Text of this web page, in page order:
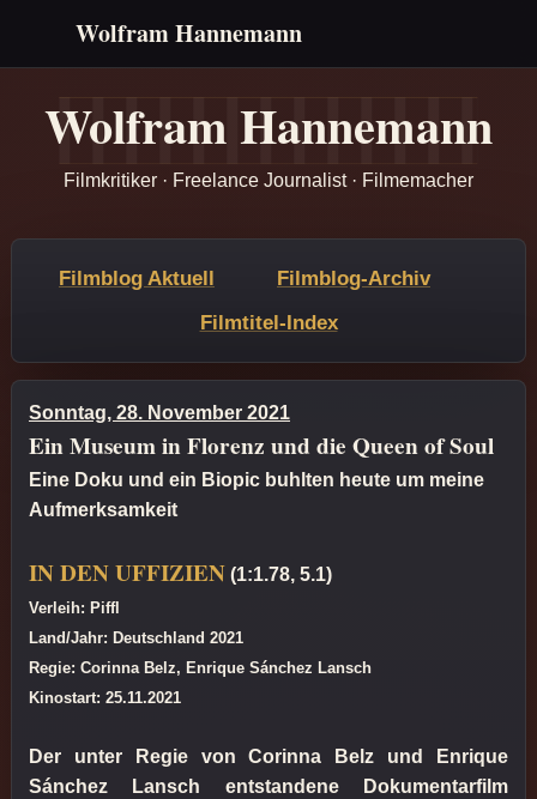
Wolfram Hannemann
Wolfram Hannemann
Filmkritiker · Freelance Journalist · Filmemacher
Filmblog Aktuell
Filmblog-Archiv
Filmtitel-Index
Sonntag, 28. November 2021
Ein Museum in Florenz und die Queen of Soul
Eine Doku und ein Biopic buhlten heute um meine
Aufmerksamkeit
IN DEN UFFIZIEN (1:1.78, 5.1)
Verleih: Piffl
Land/Jahr: Deutschland 2021
Regie: Corinna Belz, Enrique Sánchez Lansch
Kinostart: 25.11.2021
Der unter Regie von Corinna Belz und Enrique
Sánchez Lansch entstandene Dokumentarfilm